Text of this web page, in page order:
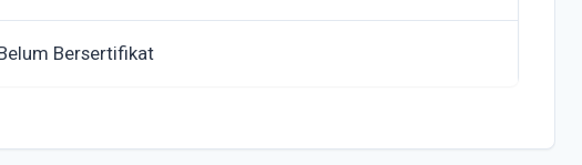
Bersertifikat